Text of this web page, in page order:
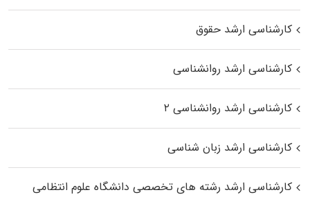
کارشناسی ارشد حقوق
کارشناسی ارشد روانشناسی
کارشناسی ارشد روانشناسی ۲
کارشناسی ارشد زبان شناسی
کارشناسی ارشد رﺷﺘﻪ ﻫﺎی تخصصی داﻧﺸﮕﺎه ﻋﻠﻮم انتظامی